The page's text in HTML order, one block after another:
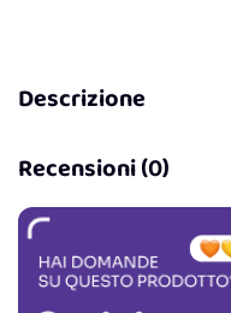
Descrizione
Recensioni (0)